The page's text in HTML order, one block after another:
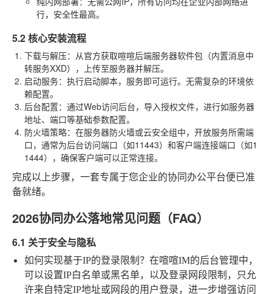
行，安全性最高。
5.2 核心安装流程
下载与解压：从官方获取喧喧后端服务器软件包（内置消息中
转服务XXD），上传至服务器并解压。
启动服务：执行启动脚本，服务即可运行。无需复杂的环境依
赖配置。
后台配置：通过Web访问后台，导入授权文件，进行如服务器
地址、端口等基础参数配置。
防火墙策略：在服务器防火墙或云安全组中，开放服务所需端
口，通常为后台访问端口（如11443）和客户端连接端口（如1
1444），确保客户端可以正常连接。
完成以上步骤，一套专属于您企业的协同办公平台便已准
备就绪。
2026协同办公落地常见问题（FAQ）
6.1 关于安全与隐私
如何实现基于IP的登录限制？ 在喧喧IM的后台管理中，
可以设置IP白名单或黑名单，以及登录网段限制，只允
许来自特定IP地址或网段的用户登录，进一步增强访问